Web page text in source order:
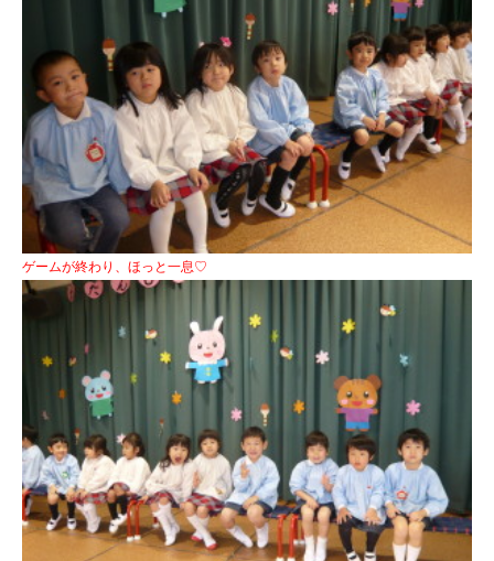
ゲームが終わり、ほっと一息♡